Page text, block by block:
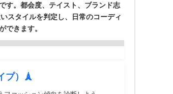
す。都会度、テイスト、ブランド志
スタイルを判定し、日常のコーディ
できます。
プ）🗼